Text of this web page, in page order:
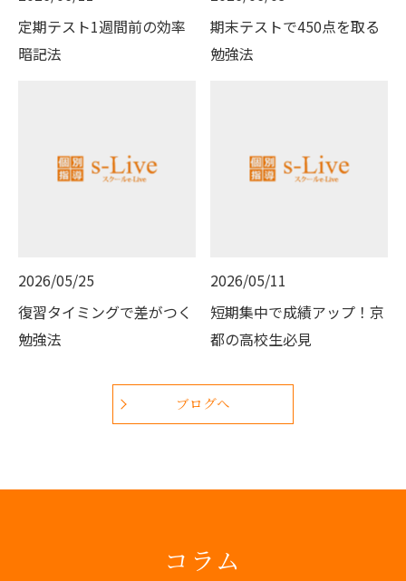
定期テスト1週間前の効率
暗記法
期末テストで450点を取る
勉強法
2026/05/25
復習タイミングで差がつく
勉強法
2026/05/11
短期集中で成績アップ！京
都の高校生必見
ブログへ
コラム